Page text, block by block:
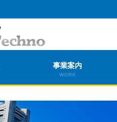
事業案内
WORK